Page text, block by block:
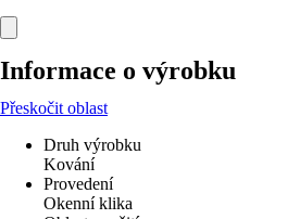
Informace o výrobku
Přeskočit oblast
Druh výrobku
Kování
Provedení
Okenní klika